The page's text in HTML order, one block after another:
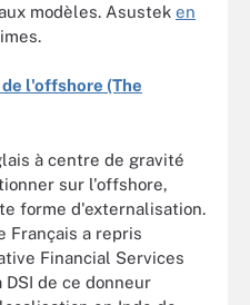
modèles. Asustek en
l'offshore (The
à centre de gravité
sur l'offshore,
forme d'externalisation.
Français a repris
Financial Services
de ce donneur